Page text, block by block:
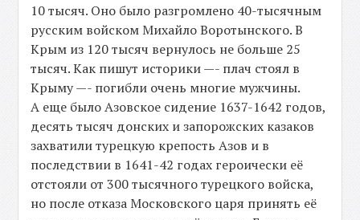
10 тысяч. Оно было разгромлено 40-тысячным
русским войском Михайло Воротынского. В
Крым из 120 тысяч вернулось не больше 25
тысяч. Как пишут историки —- плач стоял в
Крыму —- погибли очень многие мужчины.
А еще было Азовское сидение 1637-1642 годов,
десять тысяч донских и запорожских казаков
захватили турецкую крепость Азов и в
последствии в 1641-42 годах героически её
отстояли от 300 тысячного турецкого войска,
но после отказа Московского царя принять её